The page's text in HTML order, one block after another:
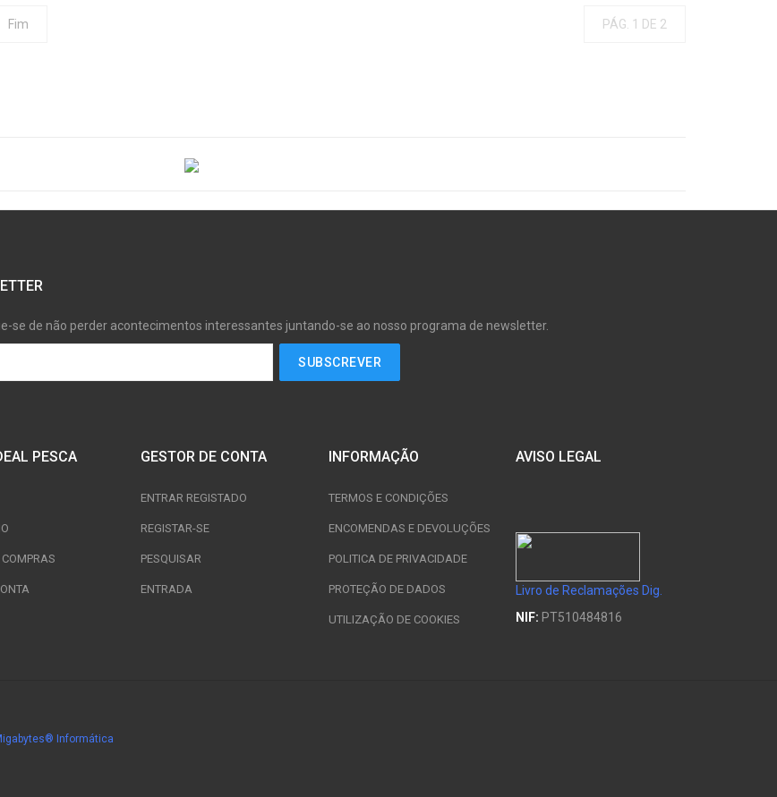
Fim PÁG. 1 DE 2
se de não perder acontecimentos interessantes juntando-se ao nosso programa de newsletter.
PESCA GESTOR DE CONTA
ENTRAR REGISTADO
REGISTAR-SE
PESQUISAR
ENTRADA
INFORMAÇÃO
TERMOS E CONDIÇÕES
ENCOMENDAS E DEVOLUÇÕES
POLITICA DE PRIVACIDADE
PROTEÇÃO DE DADOS
UTILIZAÇÃO DE COOKIES
AVISO LEGAL
Livro de Reclamações Dig.
NIF: PT510484816
Informática